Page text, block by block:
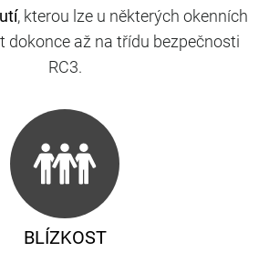
BLÍZKOST
, kterou lze u některých okenních
dokonce až na třídu bezpečnosti
RC3.